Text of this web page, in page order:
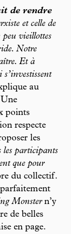
de rendre
et celle de
peu vieillottes
Notre
Et à
au
points
respecte
les
les participants
que pour
du collectif.
Monstern’y
de belles
en page.